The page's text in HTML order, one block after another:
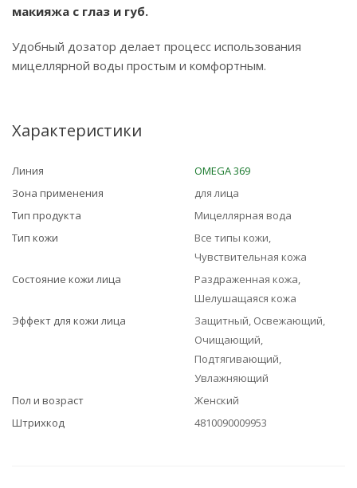
макияжа с глаз и губ.
Удобный дозатор делает процесс использования
мицеллярной воды простым и комфортным.
Характеристики
Линия
OMEGA 369
Зона применения
для лица
Тип продукта
Мицеллярная вода
Тип кожи
Все типы кожи,
Чувствительная кожа
Состояние кожи лица
Раздраженная кожа,
Шелушащаяся кожа
Эффект для кожи лица
Защитный, Освежающий,
Очищающий,
Подтягивающий,
Увлажняющий
Пол и возраст
Женский
Штрихкод
4810090009953